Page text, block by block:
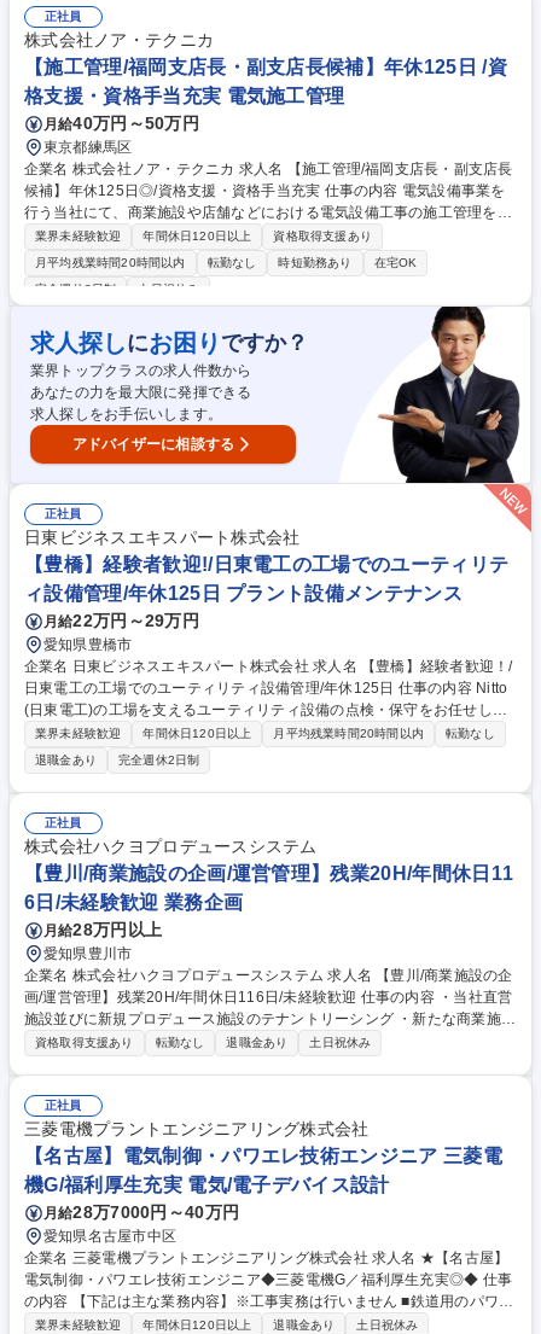
月の巡視,定期点検,故障対応,補修,交換■建設･撤去:ブレードの補修･修繕
【入社後の流れ】必要に応じて座学･実務研修･OJTを実施いたします【環
境】■基本的に2人以上のチームで作業にあたります■他事業所の応援･遠隔
地風車の作業のため,出張していただくこともあります 募集職種 【風力発
電設備の保守点検/鳥取県(西伯郡)】年休124日★残業少★福利厚生◎
正社員
株式会社ノア・テクニカ
【施工管理/福岡支店長・副支店長候補】年休125日 /資
格支援・資格手当充実 電気施工管理
月給40万円～50万円
東京都練馬区
企業名 株式会社ノア・テクニカ 求人名 【施工管理/福岡支店長・副支店長
候補】年休125日◎/資格支援・資格手当充実 仕事の内容 電気設備事業を
行う当社にて、商業施設や店舗などにおける電気設備工事の施工管理をご
担当いただきます。支店の拡大にともない、福岡支店長・副支店長候補と
して新たな仲間を募集します。 【具体的には】 福岡を拠点に、商業施設
や小売店舗の電気設備工事における施工管理をご担当いただきます。 主な
るための調整役です。 自社元請けの案件が中心で裁量が大きく、自分のペ
ースで進めやすいのが特徴で実作業はありませんので、管理業務に集中で
きます。 募集職種 【施工管理/福岡支店長・副支店長候補】年休125日◎/
資格支援・資格手当充実
業界未経験歓迎 年間休日120日以上
資格取得支援あり
月平均残業時間20時間以内
転勤なし 時短勤務あり
在宅OK
完全週休2日制
土日祝休み
求人探しにお困り ですか？
業界トップクラスの求人件数から
あなたの力を最大限に発揮できる
求人探しをお手伝いします。
アドバイザーに相談する
正社員
日東ビジネスエキスパート株式会社
【豊橋】経験者歓迎!/日東電工の工場でのユーティリテ
ィ設備管理/年休125日 プラント設備メンテナンス
月給22万円～29万円
愛知県豊橋市
企業名 日東ビジネスエキスパート株式会社 求人名 【豊橋】経験者歓迎！/
日東電工の工場でのユーティリティ設備管理/年休125日 仕事の内容 Nitto
(日東電工)の工場を支えるユーティリティ設備の点検・保守をお任せしま
す。 【詳細】 ■電気設備、給排水、衛生、空調、コンプレッサー、防災・
消防設備、クレーン・ホイスト等の日常点検、予防保全、メンテナンス工
事立ち合い ■製造過程で用いられる計量器の校正作業 ■電気工事会社、機
械設備会社等の外注管理 ■報告書の作成、業者との日程調整、備品の発注
等） 募集職種 【豊橋】経験者歓迎！/日東電工の工場でのユーティリティ
設備管理/年休125日
業界未経験歓迎 年間休日120日以上 月平均残業時間20時間以内
転勤なし
退職金あり
完全週休2日制
正社員
株式会社ハクヨプロデュースシステム
【豊川/商業施設の企画/運営管理】残業20H/年間休日11
6日/未経験歓迎 業務企画
月給28万円以上
愛知県豊川市
企業名 株式会社ハクヨプロデュースシステム 求人名 【豊川/商業施設の企
画/運営管理】残業20H/年間休日116日/未経験歓迎 仕事の内容 ・当社直営
施設並びに新規プロデュース施設のテナントリーシング ・新たな商業施設
プロデュース、プランニング業務 ・直営商業施設の管理運営・営業企画業
ナント対応、ならびに運営、コンサルティング、契約、管理業務 ・設備保
守管理/施設共有部の修繕、改修、工事監理/建築、電気、空調、水質、消
防等各種設備の計画管理/各関係業者との折衝 ※建物の改変を伴う業務は
含まない 募集職種 【豊川/商業施設の企画/運営管理】残業20H/年間休日1
16日/未経験歓迎
資格取得支援あり 転勤なし 退職金あり 土日祝休み
正社員
三菱電機プラントエンジニアリング株式会社
【名古屋】電気制御・パワエレ技術エンジニア 三菱電
機G/福利厚生充実 電気/電子デバイス設計
月給28万7000円～40万円
愛知県名古屋市中区
企業名 三菱電機プラントエンジニアリング株式会社 求人名 ★【名古屋】
電気制御・パワエレ技術エンジニア◆三菱電機G／福利厚生充実◎◆ 仕事
の内容 【下記は主な業務内容】※工事実務は行いません ■鉄道用のパワー
エレクトロニクス（パワエレ）を用いた製品（主に高周波インバータ）の
業界未経験歓迎 年間休日120日以上 退職金あり 土日祝休み